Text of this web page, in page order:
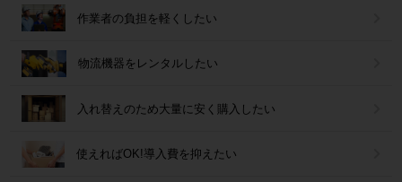
作業者の負担を軽くしたい
物流機器をレンタルしたい
入れ替えのため大量に安く購入したい
使えればOK!導入費を抑えたい